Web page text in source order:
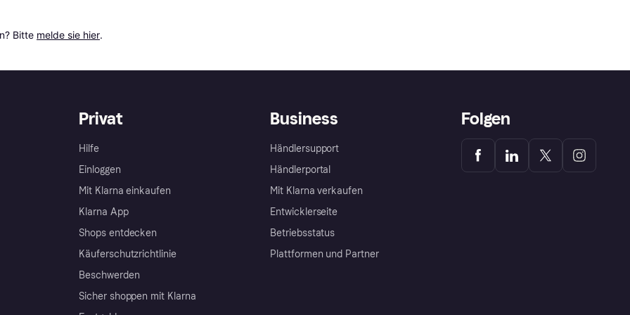
Bitte melde sie hier.
Privat
Hilfe
Einloggen
Mit Klarna einkaufen
Klarna App
Shops entdecken
Käuferschutzrichtlinie
Beschwerden
Sicher shoppen mit Klarna
Business
Händlersupport
Händlerportal
Mit Klarna verkaufen
Entwicklerseite
Betriebsstatus
Plattformen und Partner
Folgen